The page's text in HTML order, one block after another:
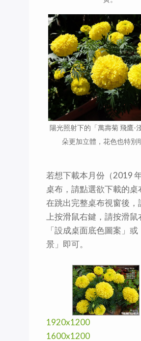
陽光照射下的「萬壽菊 飛鷹-
朵更加立體，花色也特別
若想下載本月份（2019 年
桌布，請點選欲下載的桌
在跳出完整桌布視窗後，
上按滑鼠右鍵，請按滑鼠
「設成桌面底色圖案」
景」即可。
1920x1200
1600x1200